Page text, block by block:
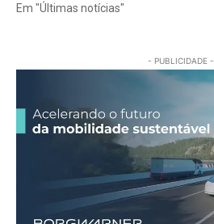
Em "Últimas notícias"
- PUBLICIDADE -